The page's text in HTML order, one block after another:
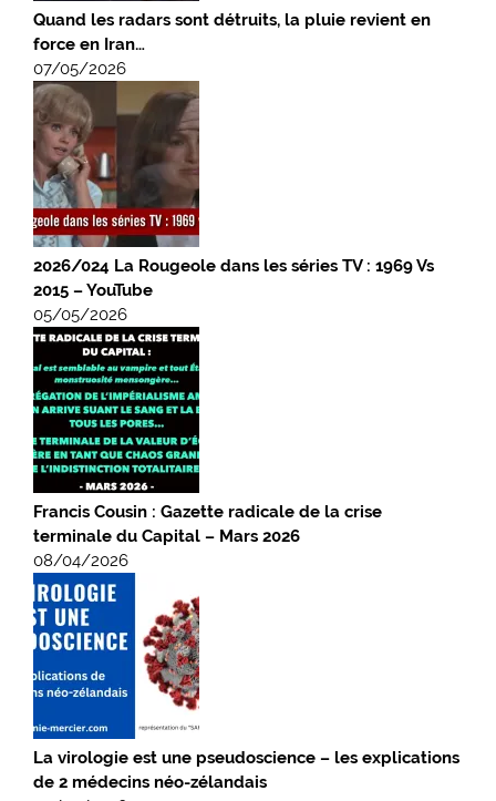
Quand les radars sont détruits, la pluie revient en
force en Iran…
07/05/2026
2026/024 La Rougeole dans les séries TV : 1969 Vs
2015 – YouTube
05/05/2026
Francis Cousin : Gazette radicale de la crise
terminale du Capital – Mars 2026
08/04/2026
La virologie est une pseudoscience – les explications
de 2 médecins néo-zélandais